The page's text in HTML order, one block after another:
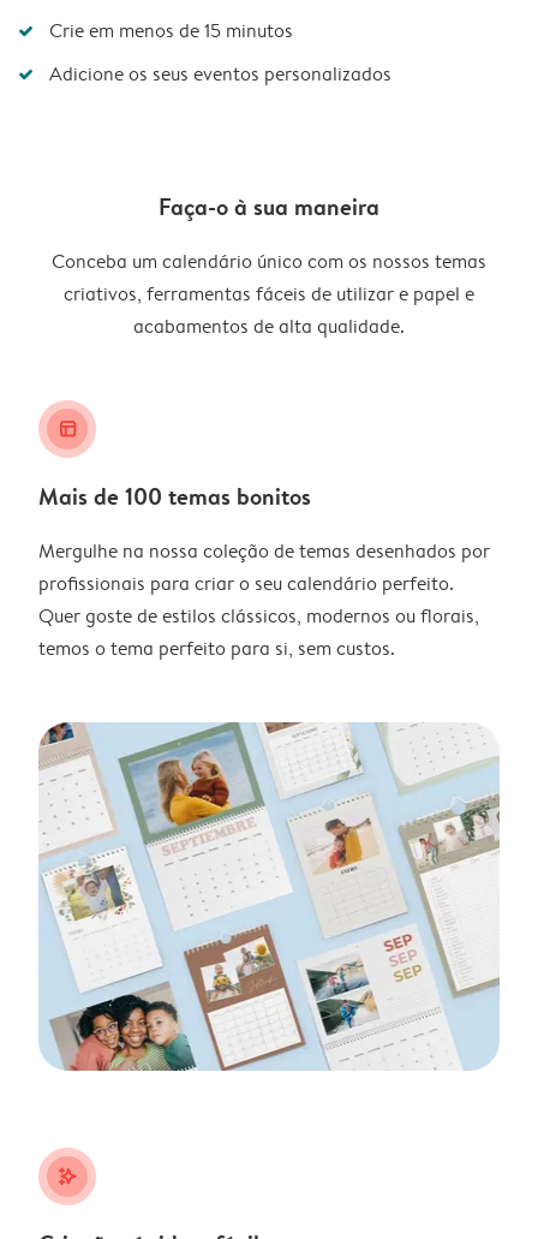
Crie em menos de 15 minutos
Adicione os seus eventos personalizados
Faça-o à sua maneira
Conceba um calendário único com os nossos temas
criativos, ferramentas fáceis de utilizar e papel e
acabamentos de alta qualidade.
layout_alt
Mais de 100 temas bonitos
Mergulhe na nossa coleção de temas desenhados por
profissionais para criar o seu calendário perfeito.
Quer goste de estilos clássicos, modernos ou florais,
temos o tema perfeito para si, sem custos.
stars_plus